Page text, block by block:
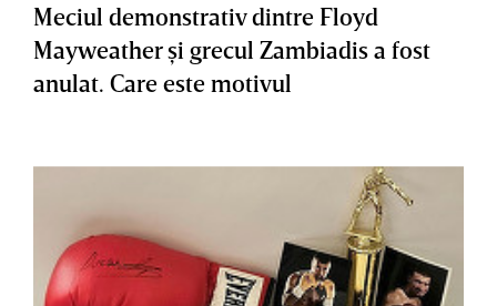
Meciul demonstrativ dintre Floyd
Mayweather şi grecul Zambiadis a fost
anulat. Care este motivul